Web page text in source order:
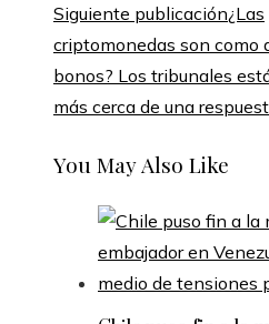
Siguiente publicación¿Las
criptomonedas son como
bonos? Los tribunales
más cerca de una
You May Also Like